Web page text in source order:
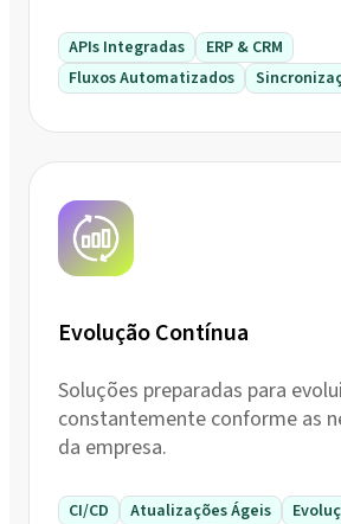
APIs Integradas
ERP & CRM
Fluxos Automatizados
Evolução Contínua
Soluções preparadas para
constantemente conforme as
da empresa.
CI/CD Atualizações Ágeis